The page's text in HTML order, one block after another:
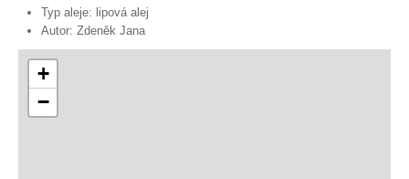
Typ aleje: lipová alej
Autor: Zdeněk Jana
+
−